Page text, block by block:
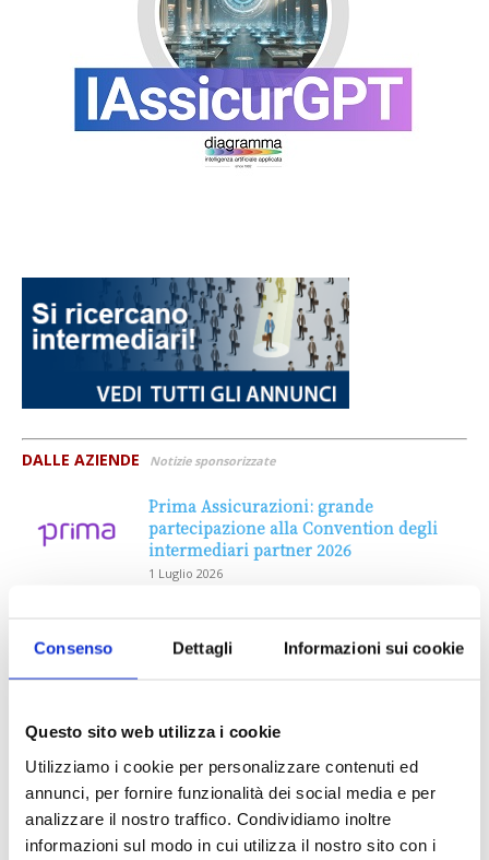
Consenso Dettagli Informazioni sui cookie
Questo sito web utilizza i cookie
Utilizziamo i cookie per personalizzare contenuti ed
annunci, per fornire funzionalità dei social media e per
analizzare il nostro traffico. Condividiamo inoltre
informazioni sul modo in cui utilizza il nostro sito con i
DALLE AZIENDE Notizie sponsorizzate
Prima Assicurazioni: grande
partecipazione alla Convention degli
intermediari partner 2026
1 Luglio 2026
dell’IA sul futuro e oltre)
1 Luglio 2026
IL MENSILE ASSINEWS LUGLIO-
AGOSTO 2026